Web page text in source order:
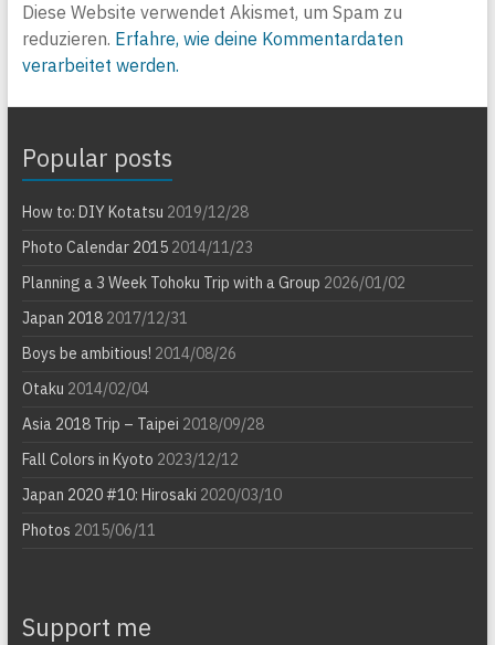
Diese Website verwendet Akismet, um Spam zu
reduzieren. Erfahre, wie deine Kommentardaten
verarbeitet werden.
Popular posts
How to: DIY Kotatsu 2019/12/28
Photo Calendar 20152014/11/23
Planning a 3 Week Tohoku Trip with a Group 2026/01/02
Japan 20182017/12/31
Boys be ambitious! 2014/08/26
Otaku 2014/02/04
Asia 2018 Trip – Taipei 2018/09/28
Fall Colors in Kyoto 2023/12/12
Japan 2020 #10: Hirosaki 2020/03/10
Photos 2015/06/11
Support me